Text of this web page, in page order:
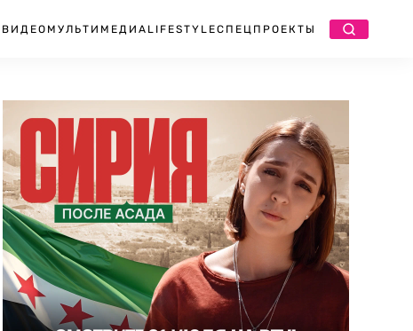
ВИДЕО МУЛЬТИМЕДИА LIFESTYLEСПЕЦПРОЕКТЫ